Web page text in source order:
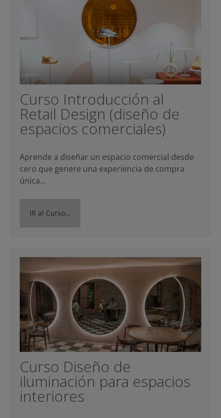
Curso Introducción al
Retail Design (diseño de
espacios comerciales)
Aprende a diseñar un espacio comercial desde
cero que genere una experiencia de compra
única…
IR al Curso…
Curso Diseño de
iluminación para espacios
interiores